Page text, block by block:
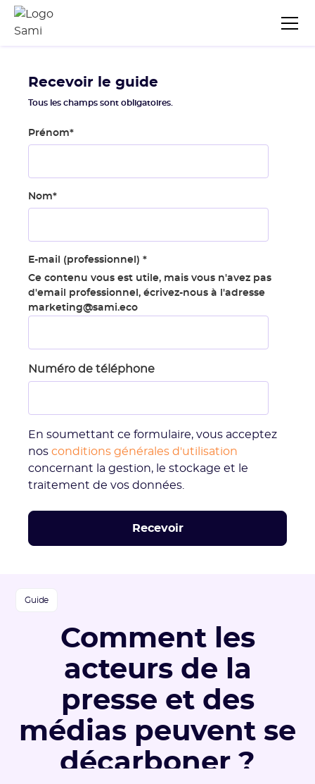
Guide
Comment les
acteurs de la
presse et des
médias peuvent se
décarboner ?
Recevoir le guide
Tous les champs sont obligatoires.
Prénom*
Nom*
E-mail (professionnel) *
Ce contenu vous est utile, mais vous n'avez pas
d'email professionnel, écrivez-nous à l'adresse
marketing@sami.eco
Numéro de téléphone
En soumettant ce formulaire, vous acceptez
nos conditions générales d'utilisation
concernant la gestion, le stockage et le
traitement de vos données.